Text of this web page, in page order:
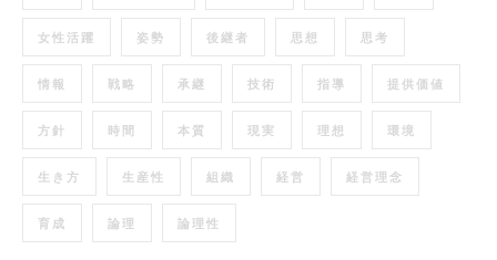
女性活躍 姿勢 後継者 思想 思考
情報 戦略 承継 技術 指導 提供価値
方針 時間 本質 現実 理想 環境
生き方 生産性 組織 経営 経営理念
育成 論理 論理性